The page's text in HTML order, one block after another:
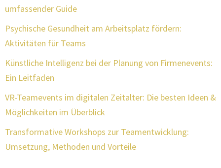
umfassender Guide
Psychische Gesundheit am Arbeitsplatz fördern:
Aktivitäten für Teams
Künstliche Intelligenz bei der Planung von Firmenevents:
Ein Leitfaden
VR-Teamevents im digitalen Zeitalter: Die besten Ideen &
Möglichkeiten im Überblick
Transformative Workshops zur Teamentwicklung:
Umsetzung, Methoden und Vorteile